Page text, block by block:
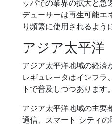
ッパでの業界の拡大と急
デューサーは再生可能エ
り頻繁に使用されるよう
アジア太平洋
アジア太平洋地域の経済
レギュレータはインフラ
トで普及しつつあります。
アジア太平洋地域の主要
通信、スマート シティの